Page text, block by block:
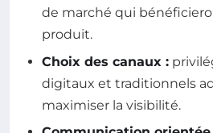
de marché qui
produit.
Choix des canaux :
digitaux et traditionnels
maximiser la visibilité.